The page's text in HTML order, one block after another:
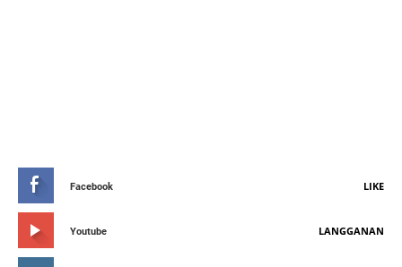
Facebook LIKE
Youtube LANGGANAN